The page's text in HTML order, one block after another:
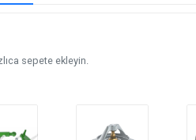
sepete ekleyin.